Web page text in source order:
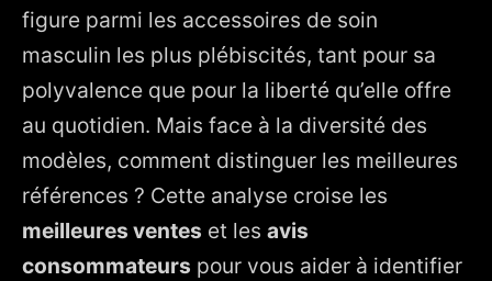
barbe
5. Le bon équilibre entre performance, confort et
longévité
figure parmi les accessoires de soin
masculin les plus plébiscités, tant pour sa
polyvalence que pour la liberté qu’elle offre
au quotidien. Mais face à la diversité des
modèles, comment distinguer les meilleures
références ? Cette analyse croise les
meilleures ventes et les avis
consommateurs pour vous aider à identifier